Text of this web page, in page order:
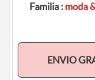
Familia : moda
ENVIO